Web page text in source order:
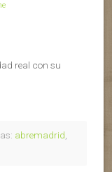
real con su
abremadrid